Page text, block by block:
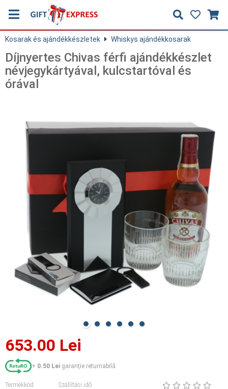
Kosarak és ajándékkészletek Whiskys ajándékkosarak
Díjnyertes Chivas férfi ajándékkészlet
névjegykártyával, kulcstartóval és
órával
653.00 Lei
+ 0.50 Leigaranție returnabilă
Termékkód Szállítási idő